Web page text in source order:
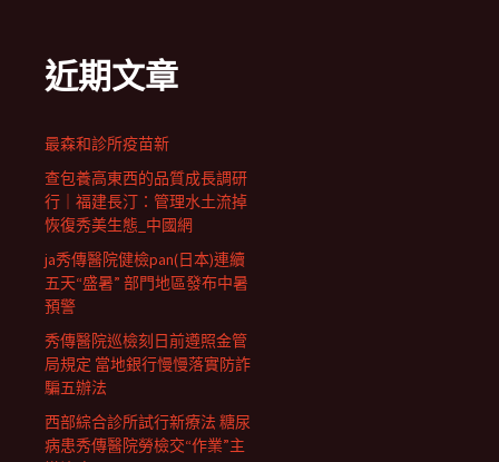
近期文章
最森和診所疫苗新
查包養高東西的品質成長調研
行｜福建長汀：管理水土流掉
恢復秀美生態_中國網
ja秀傳醫院健檢pan(日本)連續
五天“盛暑” 部門地區發布中暑
預警
秀傳醫院巡檢刻日前遵照金管
局規定 當地銀行慢慢落實防詐
騙五辦法
西部綜合診所試行新療法 糖尿
病患秀傳醫院勞檢交“作業”主